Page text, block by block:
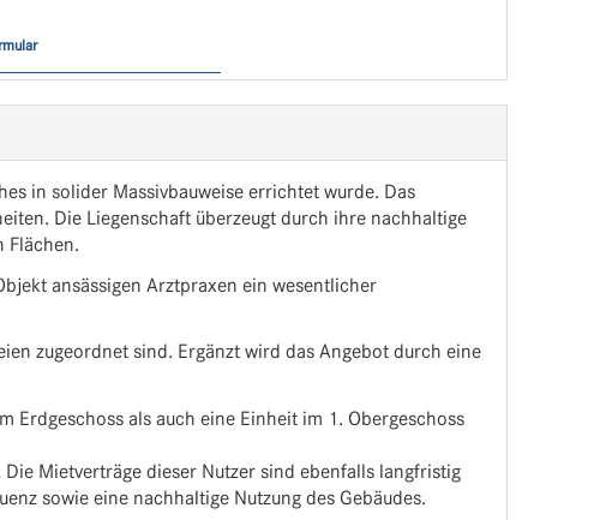
in solider Massivbauweise errichtet wurde. Das
Die Liegenschaft überzeugt durch ihre nachhaltige
Flächen.
ansässigen Arztpraxen ein wesentlicher
zugeordnet sind. Ergänzt wird das Angebot durch eine
als auch eine Einheit im 1. Obergeschoss
Mietverträge dieser Nutzer sind ebenfalls langfristig
sowie eine nachhaltige Nutzung des Gebäudes.